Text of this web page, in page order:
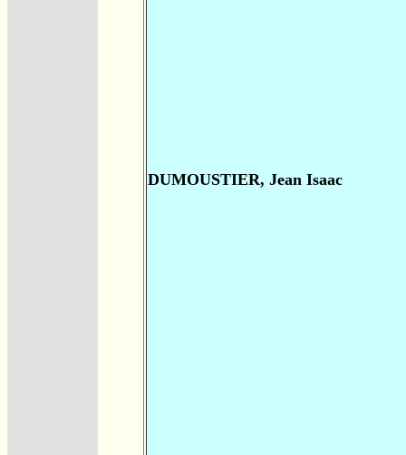
DUMOUSTIER, Jean Isaac